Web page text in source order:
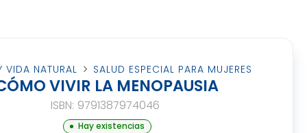
VIDA NATURAL SALUD ESPECIAL PARA MUJERES
VIVIR LA MENOPAUSIA
ISBN: 9791387974046
Hay existencias